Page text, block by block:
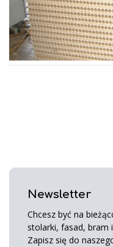
Newsletter
Chcesz być na
stolarki, fasad, bram
Zapisz się do